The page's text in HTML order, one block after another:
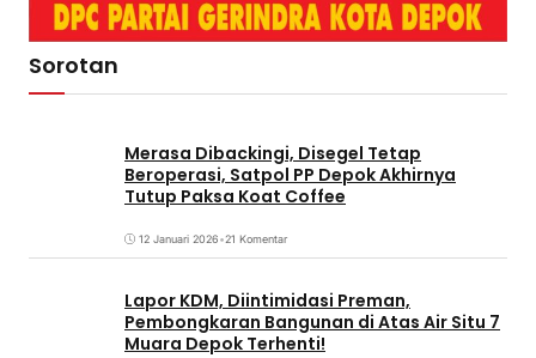
Sorotan
Merasa Dibackingi, Disegel Tetap
Beroperasi, Satpol PP Depok Akhirnya
Tutup Paksa Koat Coffee
12 Januari 2026•21 Komentar
Lapor KDM, Diintimidasi Preman,
Pembongkaran Bangunan di Atas Air Situ 7
Muara Depok Terhenti!